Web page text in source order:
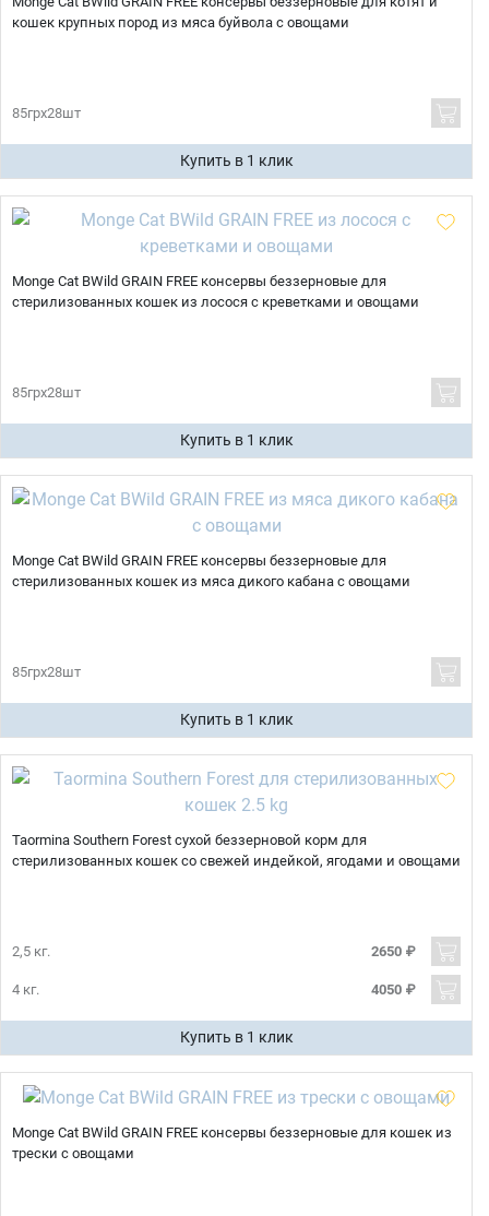
кошек крупных пород из мяса буйвола с овощами
85грх28шт
Купить в 1 клик
Monge Cat BWild GRAIN FREE консервы беззерновые для
стерилизованных кошек из лосося с креветками и овощами
85грх28шт
Купить в 1 клик
Monge Cat BWild GRAIN FREE консервы беззерновые для
стерилизованных кошек из мяса дикого кабана с овощами
85грх28шт
Купить в 1 клик
Taormina Southern Forest сухой беззерновой корм для
стерилизованных кошек со свежей индейкой, ягодами и овощами
2,5 кг. 2650 ₽
4 кг. 4050 ₽
Купить в 1 клик
Monge Cat BWild GRAIN FREE консервы беззерновые для кошек из
трески с овощами